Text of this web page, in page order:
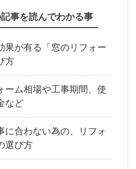
事を読んでわかる事
果が有る「窓のリフォー
方
ーム相場や工事期間、使
など
に合わない為の、リフォ
選び方